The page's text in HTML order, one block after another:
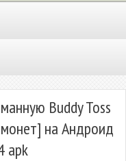
Buddy Toss
на Андроид
apk